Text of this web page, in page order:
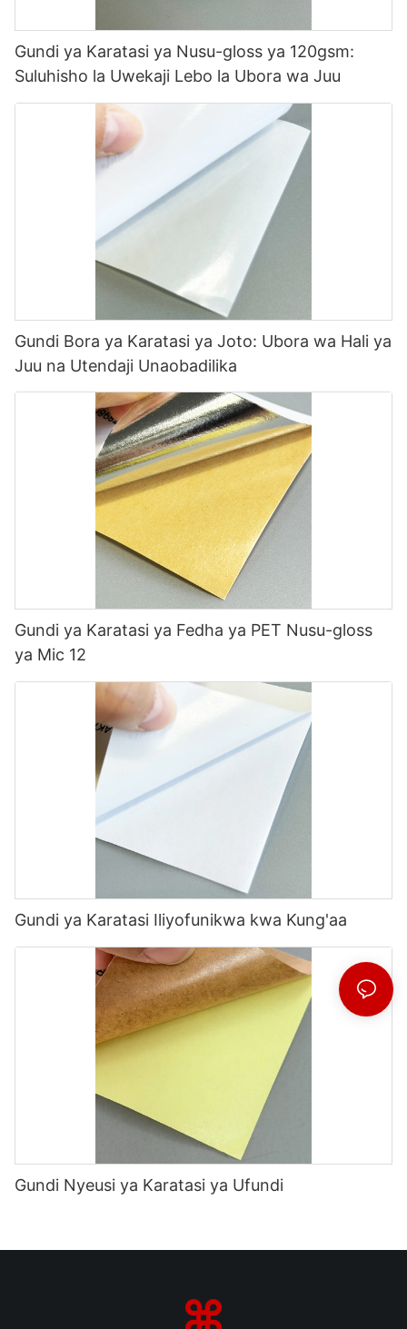
Gundi ya Karatasi ya Nusu-gloss ya 120gsm:
Suluhisho la Uwekaji Lebo la Ubora wa Juu
Gundi Bora ya Karatasi ya Joto: Ubora wa Hali ya
Juu na Utendaji Unaobadilika
Gundi ya Karatasi ya Fedha ya PET Nusu-gloss
ya Mic 12
Gundi ya Karatasi Iliyofunikwa kwa Kung'aa
Gundi Nyeusi ya Karatasi ya Ufundi